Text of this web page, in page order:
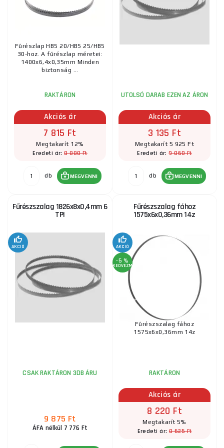
Fűrészlap HBS 20/HBS 25/HBS
30-hoz. A fűrészlap méretei:
1400x6,4x0,35mm Minden
biztonság ...
RAKTÁRON
Akciós ár
7 815 Ft
Megtakarít 12%
Eredeti ár:8 880 Ft
db MEGVENNI
UTOLSÓ DARAB EZEN AZ ÁRON
Akciós ár
3 135 Ft
Megtakarít 5 925 Ft
Eredeti ár:9 060 Ft
db MEGVENNI
Fűrészszalag 1826x8x0,4mm 6
TPI
AKCIÓ
CSAK RAKTÁRON 3DB ÁRU
9 875 Ft
ÁFA nélkül 7 776 Ft
Fűrészszalag fához
1575x6x0,36mm 14z
AKCIÓ
-5 %
KEDVEZMÉNY
Fűrészszalag fához
1575x6x0,36mm 14z
RAKTÁRON
Akciós ár
8 220 Ft
Megtakarít 5%
Eredeti ár:8 625 Ft